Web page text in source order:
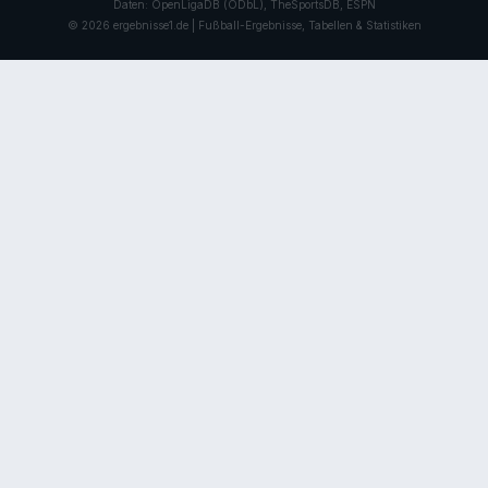
Daten: OpenLigaDB (ODbL), TheSportsDB, ESPN
© 2026 ergebnisse1.de | Fußball-Ergebnisse, Tabellen & Statistiken